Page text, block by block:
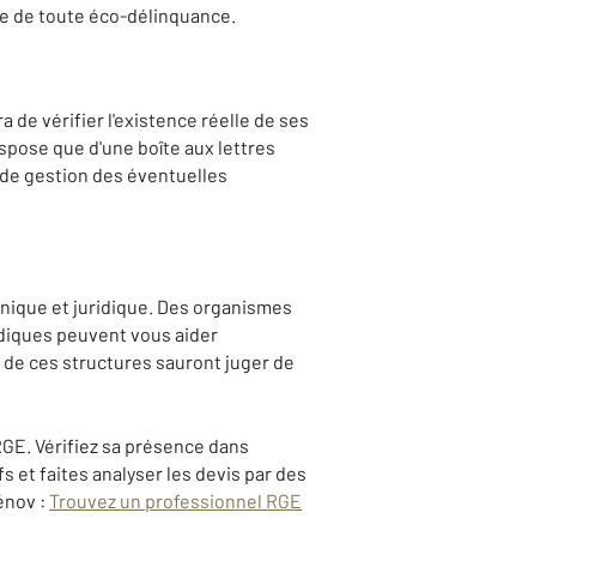
de toute éco-délinquance.
de vérifier l'existence réelle de ses
que d'une boîte aux lettres
gestion des éventuelles
et juridique. Des organismes
peuvent vous aider
ces structures sauront juger de
Vérifiez sa présence dans
et faites analyser les devis par des
: Trouvez un professionnel RGE